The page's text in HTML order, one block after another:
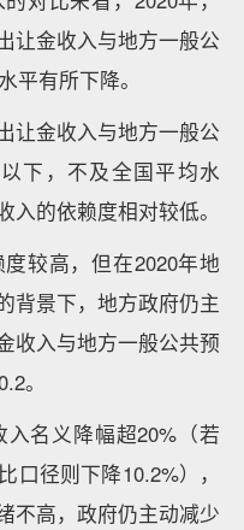
让金收入与地方一般公
平有所下降。
让金收入与地方一般公
下，不及全国平均水
的依赖度相对较低。
较高，但在2020年地
背景下，地方政府仍主
收入与地方一般公共预
。
名义降幅超20%（若
口径则下降10.2%），
不高，政府仍主动减少